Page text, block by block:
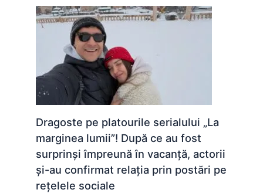
Dragoste pe platourile serialului „La
marginea lumii”! După ce au fost
surprinși împreună în vacanță, actorii
și-au confirmat relația prin postări pe
rețelele sociale